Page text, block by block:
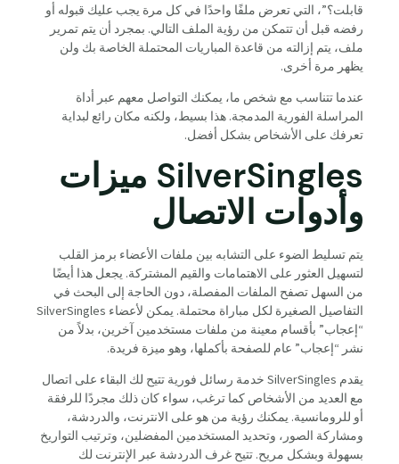
قابلت؟”، التي تعرض ملفًا واحدًا في كل مرة يجب عليك قبوله أو
رفضه قبل أن تتمكن من رؤية الملف التالي. بمجرد أن يتم تمرير
ملف، يتم إزالته من قاعدة المباريات المحتملة الخاصة بك ولن
يظهر مرة أخرى.
عندما تتناسب مع شخص ما، يمكنك التواصل معهم عبر أداة
المراسلة الفورية المدمجة. هذا بسيط، ولكنه مكان رائع لبداية
تعرفك على الأشخاص بشكل أفضل.
SilverSingles ميزات
وأدوات الاتصال
يتم تسليط الضوء على التشابه بين ملفات الأعضاء برمز القلب
لتسهيل العثور على الاهتمامات والقيم المشتركة. يجعل هذا أيضًا
من السهل تصفح الملفات المفصلة، دون الحاجة إلى البحث في
التفاصيل الصغيرة لكل مباراة محتملة. يمكن لأعضاء SilverSingles
“إعجاب” بأقسام معينة من ملفات مستخدمين آخرين، بدلاً من
نشر “إعجاب” عام للصفحة بأكملها، وهو ميزة فريدة.
يقدم SilverSingles خدمة رسائل فورية تتيح لك البقاء على اتصال
مع العديد من الأشخاص كما ترغب، سواء كان ذلك مجردًا للرفقة
أو للرومانسية. يمكنك رؤية من هو على الانترنت، والدردشة،
ومشاركة الصور، وتحديد المستخدمين المفضلين، وترتيب التواريخ
بسهولة وبشكل مريح. تتيح غرف الدردشة عبر الإنترنت لك